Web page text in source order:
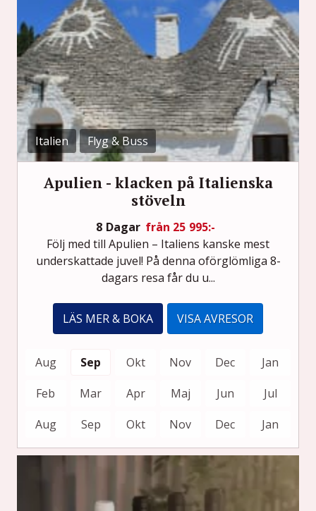
Italien Flyg & Buss
Apulien - klacken på Italienska
stöveln
8 Dagar från 25 995:-
Följ med till Apulien – Italiens kanske mest
underskattade juvel! På denna oförglömliga 8-
dagars resa får du u...
LÄS MER & BOKA VISA AVRESOR
Aug Sep Okt Nov Dec
Jan
Feb
Mar Apr Maj Jun
Jul
Aug
Sep Okt Nov Dec Jan